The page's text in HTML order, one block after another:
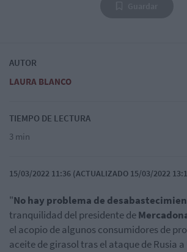
AUTOR
LAURA BLANCO
TIEMPO DE LECTURA
3 min
15/03/2022 11:36 (ACTUALIZADO 15/03/2022
"No hay problema de
tranquilidad del presidente de
el acopio de algunos consumidores de
aceite de girasol tras el ataque de Rusia